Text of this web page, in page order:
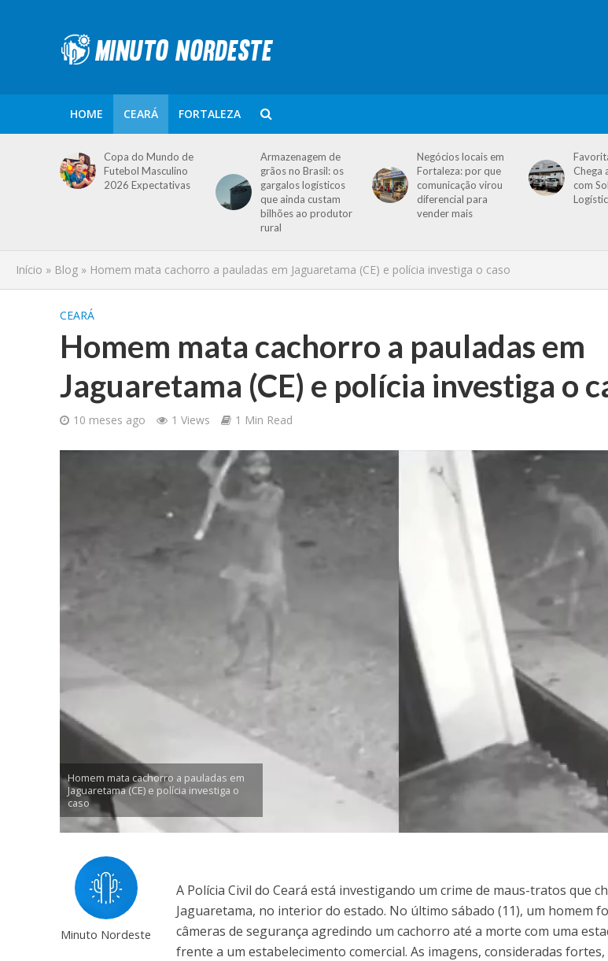
HOME CEARÁ FORTALEZA
Copa do Mundo de
Futebol Masculino
2026 Expectativas
Armazenagem de
grãos no Brasil: os
gargalos logísticos
que ainda custam
bilhões ao produtor
rural
Negócios locais em
Fortaleza: por que
comunicação virou
diferencial para
vender mais
Chega
com
Início » Blog » Homem mata cachorro a pauladas em Jaguaretama (CE) e polícia investiga o caso
CEARÁ
Homem mata cachorro a pauladas em
Jaguaretama (CE) e polícia investiga o
10 meses ago 1 Views 1 Min Read
Homem mata cachorro a pauladas em
Jaguaretama (CE) e polícia investiga o
caso
Minuto Nordeste
A Polícia Civil do Ceará está investigando um crime de maus-tratos que
Jaguaretama, no interior do estado. No último sábado (11), um homem
câmeras de segurança agredindo um cachorro até a morte com uma
frente a um estabelecimento comercial. As imagens, consideradas